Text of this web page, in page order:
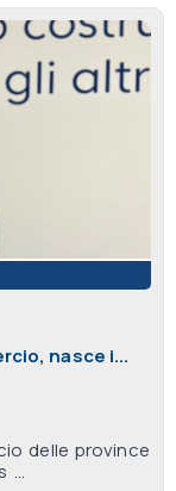
nasce i...
delle province
...